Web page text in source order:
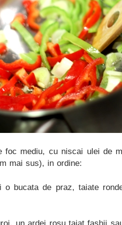
foc mediu, cu niscai ulei de
mai sus), in ordine:
bucata de praz, taiate
un ardei rosu taiat fashii